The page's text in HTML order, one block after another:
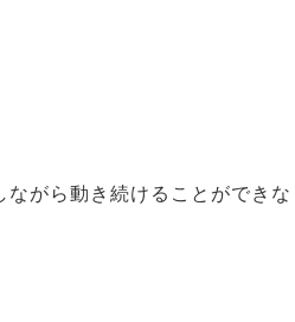
がら動き続けることができな